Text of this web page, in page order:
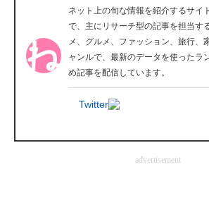
マーケ×ITの今がよく分かる
ITエンジニア向け専門サイト
企業向けIT製品の総合サイト
ネット上の旬な情報を紹介するサイ
で、主にリサーチ型の記事を担当す
メ、グルメ、ファッション、旅行、
ャンルで、最新のデータを使ったラ
め記事を配信しています。
Twitter
advertisement